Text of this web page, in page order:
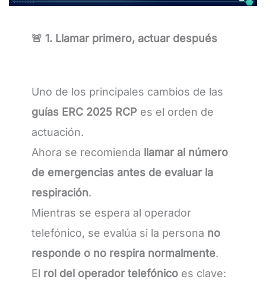
🚨 1. Llamar primero, actuar después
Uno de los principales cambios de las
guías ERC 2025 RCPes el orden de
actuación.
Ahora se recomienda llamar al número
de emergencias antes de evaluar la
respiración.
Mientras se espera al operador
telefónico, se evalúa si la persona no
responde o no respira normalmente.
El rol del operador telefónicoes clave: